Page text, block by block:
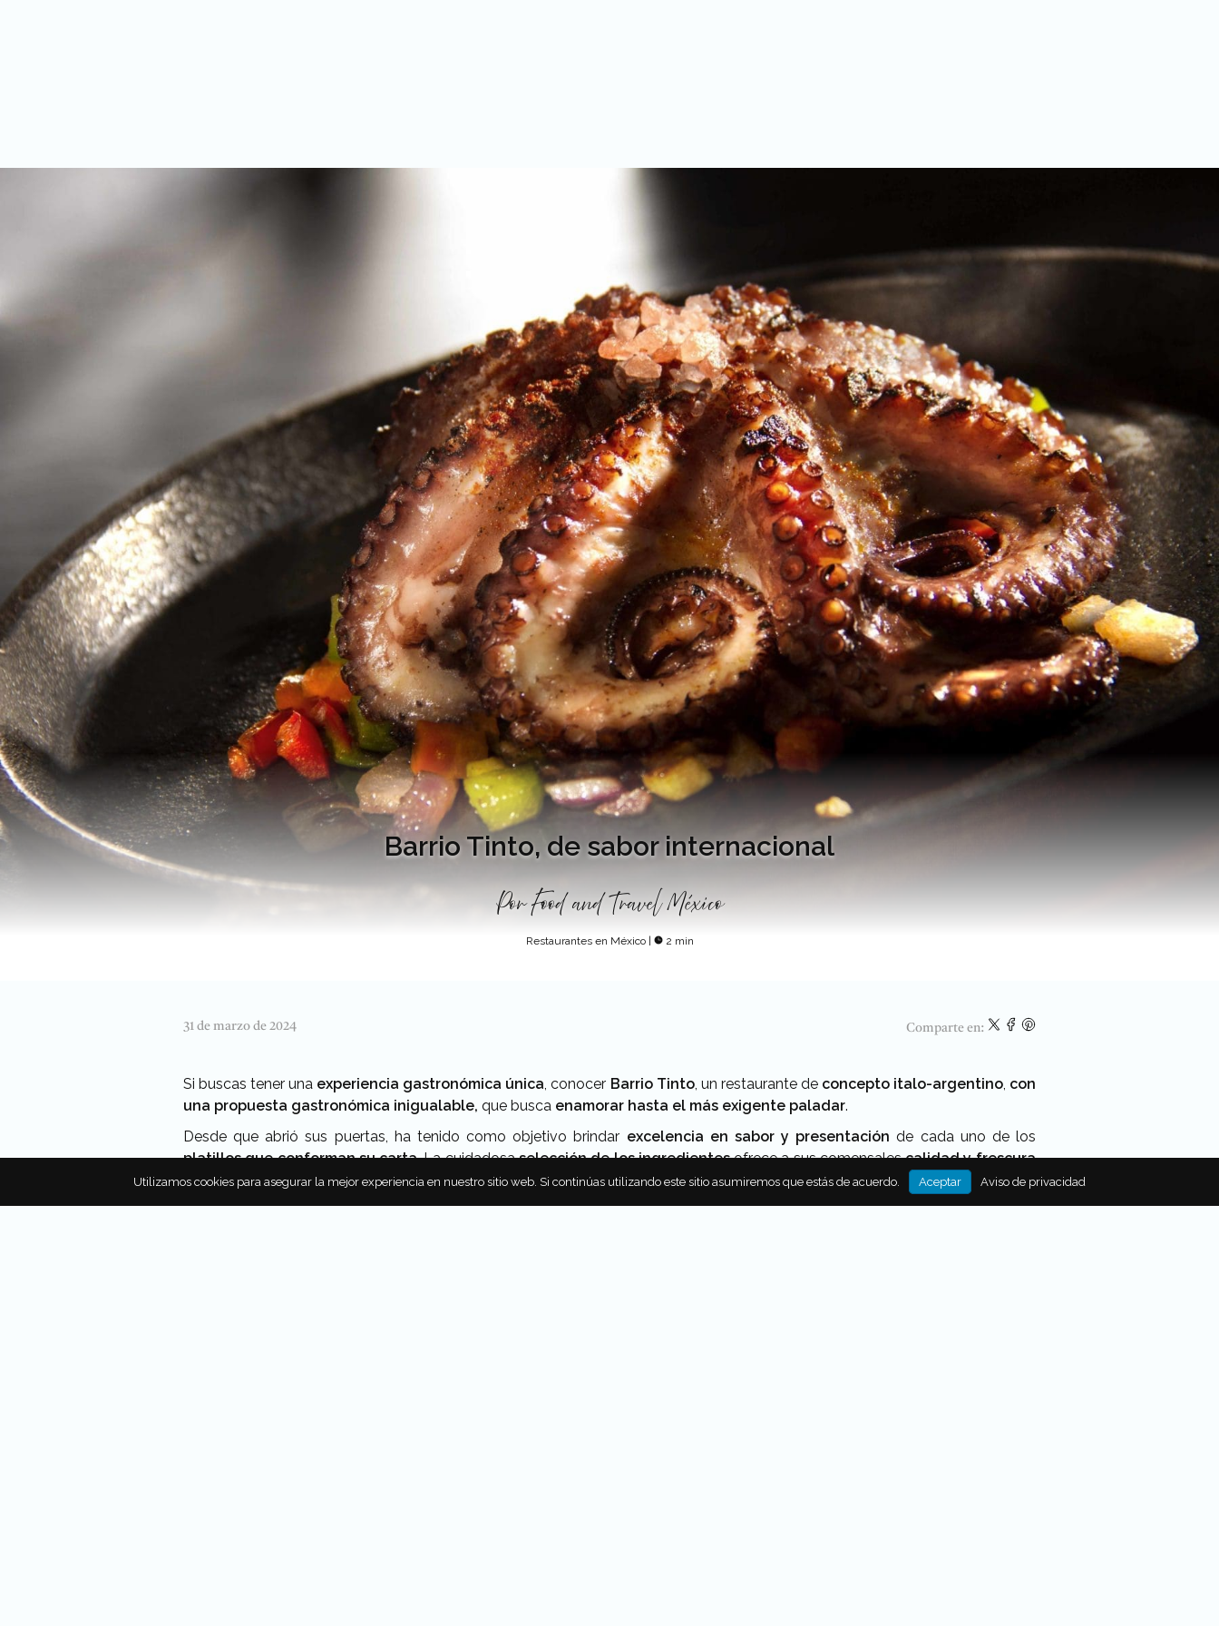
Barrio Tinto, de sabor internacional
Por Food and Travel México
Restaurantes en México | 2 min
31 de marzo de 2024 Comparte en:
Si buscas tener una experiencia gastronómica única , conocer Barrio Tinto, un restaurante de concepto italo-argentino con
una propuesta gastronómica inigualable, que busca enamorar hasta el más exigente paladar.
Desde que abrió sus puertas, ha tenido como objetivo brindar excelencia en sabor y presentaciónde cada uno de los
platillos que conforman su carta. La cuidadosaselección de los ingredientesofrece a sus comensalescalidad y frescura
en todos los productos que junto con unaamplia selección de vinos crean la combinación perfectapara disfrutar todas tus
Utilizamos cookies para asegurar la mejor experiencia en nuestro sitio web. Si continúas utilizando este sitio asumiremos que estás de acuerdo. Aceptar Aviso de privacidad